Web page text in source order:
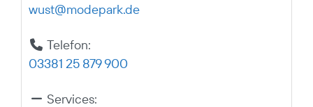
wust@modepark.de
Telefon:
03381 25 879 900
Services: